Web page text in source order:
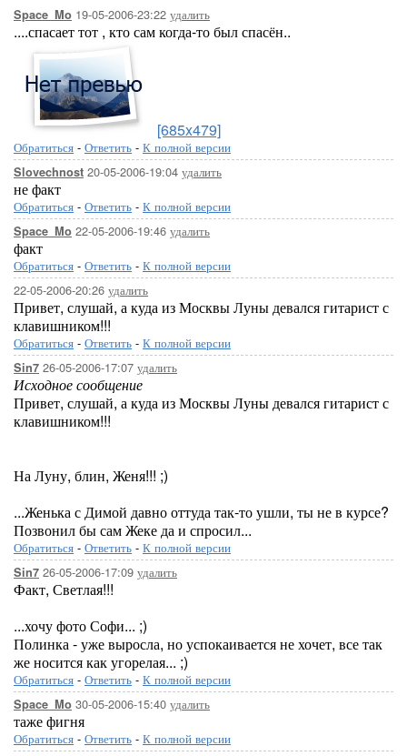
Space_Mo 19-05-2006-23:22 удалить
....спасает тот , кто сам когда-то был спасён..
[685x479]
Обратиться - Ответить - К полной версии
Slovechnost 20-05-2006-19:04 удалить
не факт
Обратиться - Ответить - К полной версии
Space_Mo 22-05-2006-19:46 удалить
факт
Обратиться - Ответить - К полной версии
22-05-2006-20:26 удалить
Привет, слушай, а куда из Москвы Луны девался гитарист с
клавишником!!!
Обратиться - Ответить - К полной версии
Sin7 26-05-2006-17:07 удалить
Исходное сообщение
Привет, слушай, а куда из Москвы Луны девался гитарист с
клавишником!!!
На Луну, блин, Женя!!! ;)
...Женька с Димой давно оттуда так-то ушли, ты не в курсе?
Позвонил бы сам Жеке да и спросил...
Обратиться - Ответить - К полной версии
Sin7 26-05-2006-17:09 удалить
Факт, Светлая!!!
...хочу фото Софи... ;)
Полинка - уже выросла, но успокаивается не хочет, все так
же носится как угорелая... ;)
Обратиться - Ответить - К полной версии
Space_Mo 30-05-2006-15:40 удалить
таже фигня
Обратиться - Ответить - К полной версии